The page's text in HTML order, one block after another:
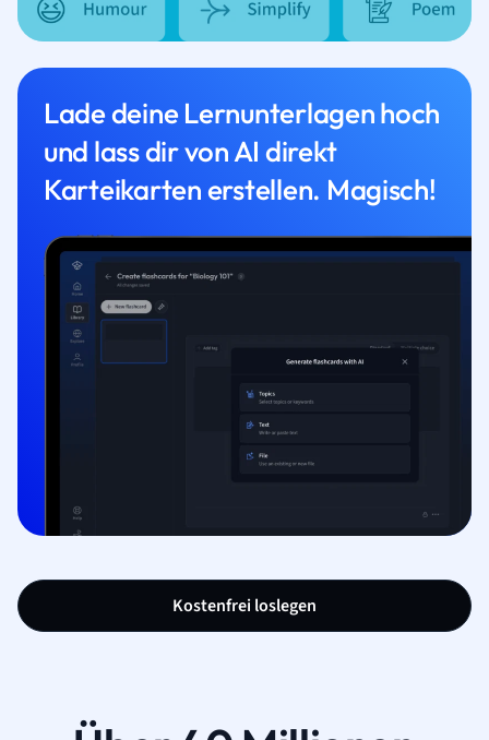
Lade deine Lernunterlagen hoch
und lass dir von AI direkt
Karteikarten erstellen. Magisch!
Kostenfrei loslegen